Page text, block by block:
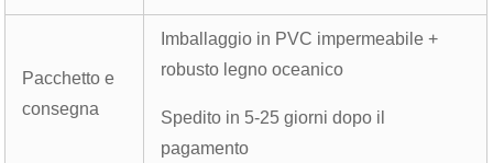
Pacchetto e
consegna
Imballaggio in PVC impermeabile +
robusto legno oceanico
Spedito in 5-25 giorni dopo il
pagamento